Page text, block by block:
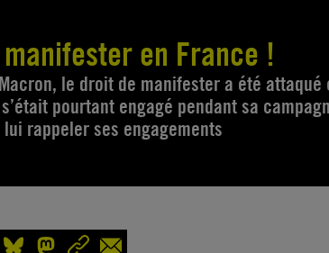
en France !
le droit de manifester a été attaqué
pourtant engagé pendant sa
rappeler ses engagements